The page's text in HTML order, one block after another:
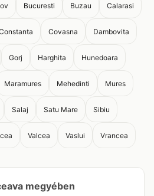
Bucuresti Buzau Calarasi
Covasna Dambovita
Gorj Harghita Hunedoara
Maramures Mehedinti Mures
Salaj Satu Mare Sibiu
Valcea Vaslui Vrancea
megyében